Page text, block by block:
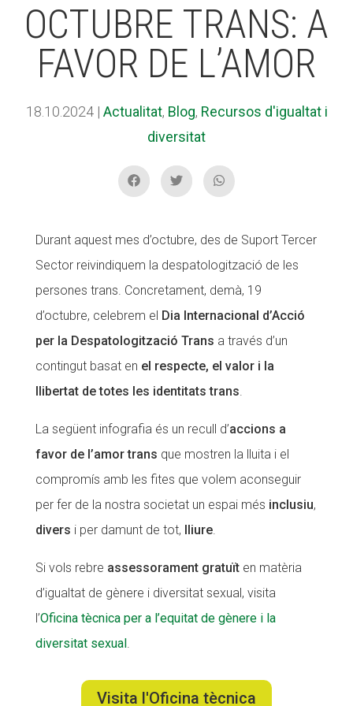
OCTUBRE TRANS: A
FAVOR DE L’AMOR
18.10.2024| Actualitat, Blog, Recursos d'igualtat i
diversitat
Durant aquest mes d’octubre, des de Suport Tercer
Sector reivindiquem la despatologització de les
persones trans. Concretament, demà, 19
d’octubre, celebrem el Dia Internacional d’Acció
per la Despatologització Trans a través d’un
contingut basat en el respecte, el valor i la
llibertat de totes les identitats trans.
La següent infografia és un recull d’accions a
favor de l’amor trans que mostren la lluita i el
compromís amb les fites que volem aconseguir
per fer de la nostra societat un espai més inclusiu,
divers i per damunt de tot, lliure.
Si vols rebre assessorament gratuïten matèria
d’igualtat de gènere i diversitat sexual, visita
l’Oficina tècnica per a l’equitat de gènere i la
diversitat sexual.
Visita l'Oficina tècnica
ACCIÓ SOCIAL I JOVES
ESPLAIS
SUPORT TERCER SECTOR
CONEIX FUNDESPLAI
L'equip
Missió i valors
Els comptes clars
Memòria d'activitats
Proposta educativa
ACTUALITAT
Notícies
ACCIÓ SOCIAL I JOVES
ESPLAIS
SUPORT TERCER SECTOR
CONEIX FUNDESPLAI
L'equip
Missió i valors
Els comptes clars
Memòria d'activitats
Proposta educativa
ACTUALITAT
Notícies